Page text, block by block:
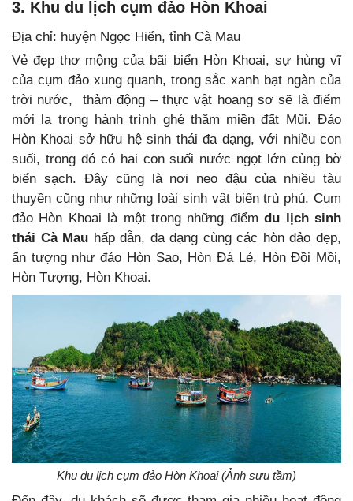
3. Khu du lịch cụm đảo Hòn Khoai
Địa chỉ: huyện Ngọc Hiển, tỉnh Cà Mau
Vẻ đẹp thơ mộng của bãi biển Hòn Khoai, sự hùng vĩ
của cụm đảo xung quanh, trong sắc xanh bạt ngàn của
trời nước, thảm động – thực vật hoang sơ sẽ là điểm
mới lạ trong hành trình ghé thăm miền đất Mũi. Đảo
Hòn Khoai sở hữu hệ sinh thái đa dạng, với nhiều con
suối, trong đó có hai con suối nước ngọt lớn cùng bờ
biển sạch. Đây cũng là nơi neo đậu của nhiều tàu
thuyền cũng như những loài sinh vật biển trù phú. Cụm
đảo Hòn Khoai là một trong những điểmdu lịch sinh
thái Cà Mau hấp dẫn, đa dạng cùng các hòn đảo đẹp,
ấn tượng như đảo Hòn Sao, Hòn Đá Lẻ, Hòn Đồi Mồi,
Hòn Tượng, Hòn Khoai.
Khu du lịch cụm đảo Hòn Khoai (Ảnh sưu tầm)